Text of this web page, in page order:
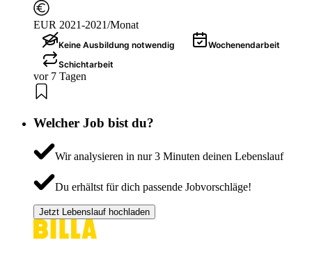
EUR 2021-2021/Monat
Keine Ausbildung notwendig
Wochenendarbeit
Schichtarbeit
vor 7 Tagen
Welcher Job bist du?
Wir analysieren in nur 3 Minuten deinen Lebenslauf
Du erhältst für dich passende Jobvorschläge!
Jetzt Lebenslauf hochladen